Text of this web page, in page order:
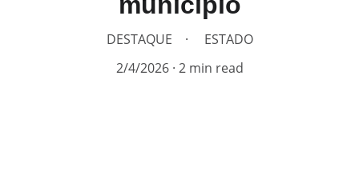
DESTAQUE
ESTADO
2/4/2026 2 min read